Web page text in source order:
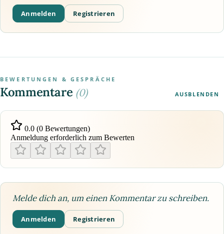
Anmelden Registrieren
BEWERTUNGEN & GESPRÄCHE
Kommentare (0) AUSBLENDEN
0.0 (0 Bewertungen)
Anmeldung erforderlich zum Bewerten
Melde dich an, um einen Kommentar zu schreiben.
Anmelden Registrieren